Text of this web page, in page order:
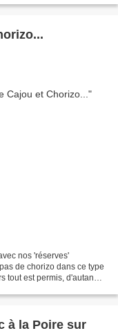
nos 'réserves'
de chorizo dans ce type
tout est permis, d'autan
à la Poire sur